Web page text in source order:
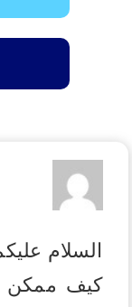
السلام
كيف ممكن